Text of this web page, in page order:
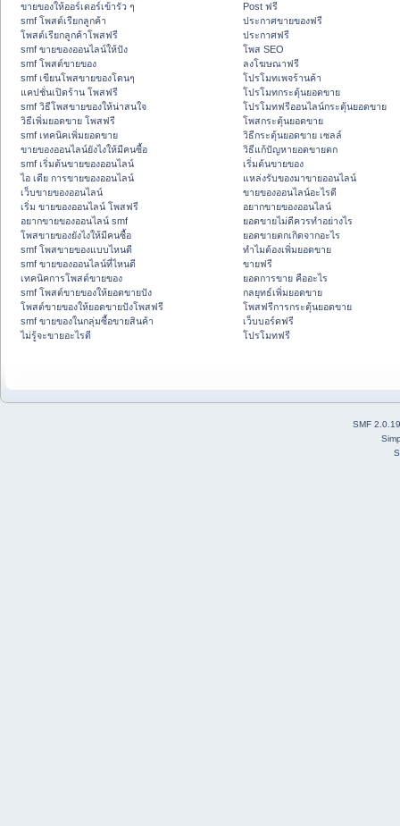
ขายของให้ออร์เดอร์เข้ารัว ๆ
smf โพสต์เรียกลูกค้า
โพสต์เรียกลูกค้าโพสฟรี
smf ขายของออนไลน์ให้ปัง
smf โพสต์ขายของ
smf เขียนโพสขายของโดนๆ
แคปชั่นเปิดร้าน โพสฟรี
smf วิธีโพสขายของให้น่าสนใจ
วิธีเพิ่มยอดขาย โพสฟรี
smf เทคนิคเพิ่มยอดขาย
ขายของออนไลน์ยังไงให้มีคนซื้อ
smf เริ่มต้นขายของออนไลน์
ไอ เดีย การขายของออนไลน์
เว็บขายของออนไลน์
เริ่ม ขายของออนไลน์ โพสฟรี
อยากขายของออนไลน์ smf
โพสขายของยังไงให้มีคนซื้อ
smf โพสขายของแบบไหนดี
smf ขายของออนไลน์ที่ไหนดี
เทคนิคการโพสต์ขายของ
smf โพสต์ขายของให้ยอดขายปัง
โพสต์ขายของให้ยอดขายปังโพสฟรี
smf ขายของในกลุ่มซื้อขายสินค้า
ไม่รู้จะขายอะไรดี
Post ฟรี
ประกาศขายของฟรี
ประกาศฟรี
โพส SEO
ลงโฆษณาฟรี
โปรโมทเพจร้านค้า
โปรโมทกระตุ้นยอดขาย
โปรโมทฟรีออนไลน์กระตุ้นยอดขาย
โพสกระตุ้นยอดขาย
วิธีกระตุ้นยอดขาย เซลล์
วิธีแก้ปัญหายอดขายตก
เริ่มต้นขายของ
แหล่งรับของมาขายออนไลน์
ขายของออนไลน์อะไรดี
อยากขายของออนไลน์
ยอดขายไม่ดีควรทำอย่างไร
ยอดขายตกเกิดจากอะไร
ทำไมต้องเพิ่มยอดขาย
ขายฟรี
ยอดการขาย คืออะไร
กลยุทธ์เพิ่มยอดขาย
โพสฟรีการกระตุ้นยอดขาย
เว็บบอร์ดฟรี
โปรโมทฟรี
SMF 2.0.19